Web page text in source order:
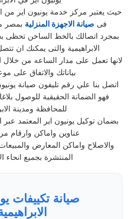
حيث يعتبر مركز خدمة يونيون اير من
فى صيانة الاجهزة المنزلية بمصر
بمجرد اتصالك بالخط الساخن تحظى
الابراهيمية والتى يمكنك ان
لانها تعمل على مدار الساعه من
بياناتك والاتفاق على
اتصل بنا علي رقم تليفون صيانة
فهو الضمانة الحقيقية للوصول
للمحافظة ومدينة
بضمان توكيل يونيون اير المعتمد
عناوين واماكن وارقام
والاصلاح واماكن المعارض
المنتشرة بجميع انحاء
صيانة تكييفات